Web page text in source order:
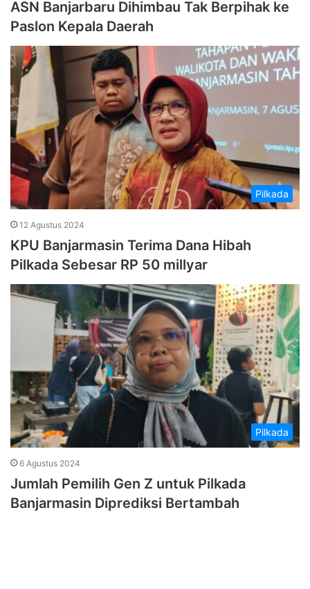
ASN Banjarbaru Dihimbau Tak Berpihak ke
Paslon Kepala Daerah
Pilkada
12 Agustus 2024
KPU Banjarmasin Terima Dana Hibah
Pilkada Sebesar RP 50 millyar
Pilkada
6 Agustus 2024
Jumlah Pemilih Gen Z untuk Pilkada
Banjarmasin Diprediksi Bertambah